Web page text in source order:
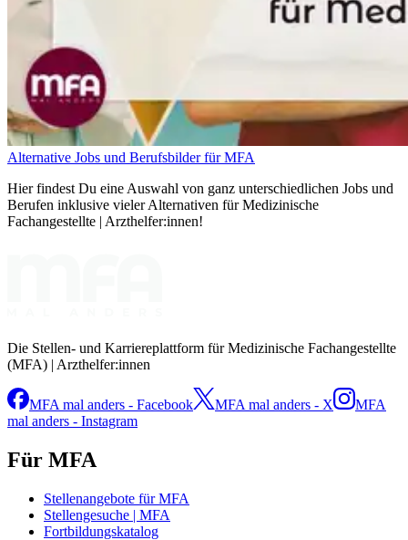
Alternative Jobs und Berufsbilder für MFA
Hier findest Du eine Auswahl von ganz unterschiedlichen Jobs und
Berufen inklusive vieler Alternativen für Medizinische
Fachangestellte | Arzthelfer:innen!
Die Stellen- und Karriereplattform für Medizinische Fachangestellte
(MFA) | Arzthelfer:innen
MFA mal anders - Facebook MFA mal anders - X
MFA
mal anders - Instagram
Für MFA
Stellenangebote für MFA
Stellengesuche | MFA
Fortbildungskatalog